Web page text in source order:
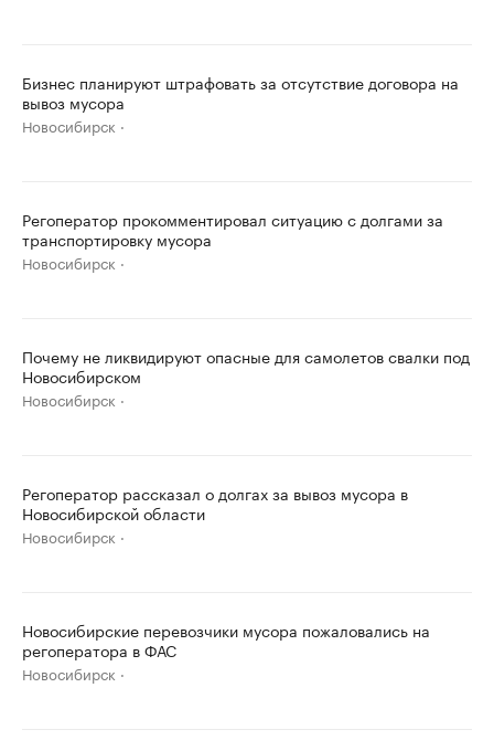
Бизнес планируют штрафовать за отсутствие договора на
вывоз мусора
Новосибирск
Регоператор прокомментировал ситуацию с долгами за
транспортировку мусора
Новосибирск
Почему не ликвидируют опасные для самолетов свалки под
Новосибирском
Новосибирск
Регоператор рассказал о долгах за вывоз мусора в
Новосибирской области
Новосибирск
Новосибирские перевозчики мусора пожаловались на
регоператора в ФАС
Новосибирск